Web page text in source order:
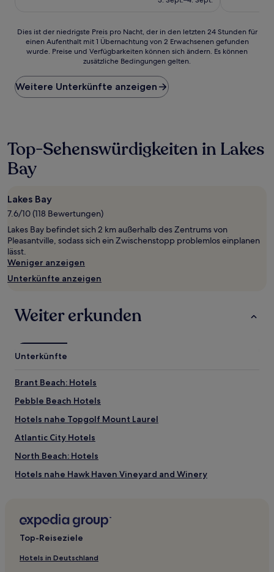
Dies
der
Preis
pro
Nacht,
letzten
24 Stunden
für
einen
mit
1 Übernachtung
von
2 Erwachsenen
gefunden
wurde.
Preise
und
Verfügbarkeiten
sich
ändern.
können
zusätzliche
Bedingungen
Dies ist der niedrigste Preis pro Nacht, der in den letzten 24 Stunden für
einen Aufenthalt mit 1 Übernachtung von 2 Erwachsenen gefunden
wurde. Preise und Verfügbarkeiten können sich ändern. Es können
zusätzliche Bedingungen gelten.
Weitere Unterkünfte anzeigen
Top-Sehenswürdigkeiten in Lakes
Bay
Lakes Bay
7.6/10 (118 Bewertungen)
Lakes Bay befindet sich 2 km außerhalb des Zentrums von
Pleasantville, sodass sich ein Zwischenstopp problemlos einplanen
lässt.
Weniger anzeigen
Unterkünfte anzeigen
Weiter erkunden
Unterkünfte
Brant Beach: Hotels
Pebble Beach Hotels
Hotels nahe Topgolf Mount Laurel
Atlantic City Hotels
North Beach: Hotels
Hotels nahe Hawk Haven Vineyard and Winery
Mount Laurel Hotels
Top-Reiseziele
Hotels in Deutschland